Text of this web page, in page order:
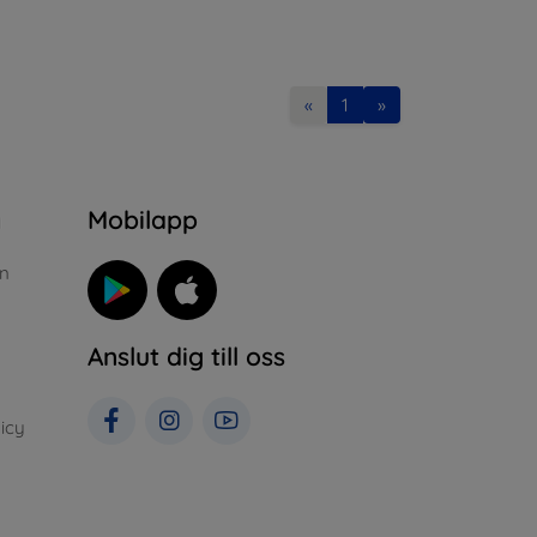
« 1 »
Mobilapp
Anslut dig till oss